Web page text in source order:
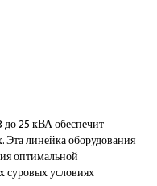
25 кВА обеспечит
Эта линейка оборудования
оптимальной
суровых условиях